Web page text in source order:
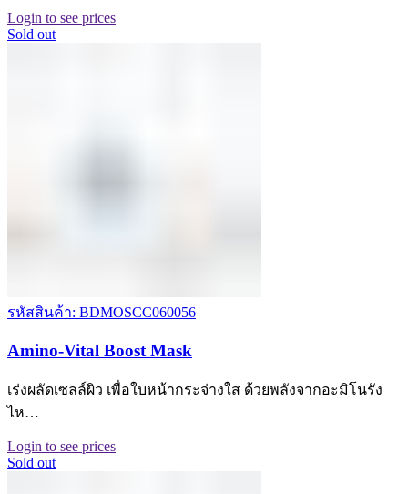
Login to see prices
Sold out
รหัสสินค้า: BDMOSCC060056
Amino-Vital Boost Mask
เร่งผลัดเซลล์ผิว เพื่อใบหน้ากระจ่างใส ด้วยพลังจากอะมิโนรัง
ไห…
Login to see prices
Sold out